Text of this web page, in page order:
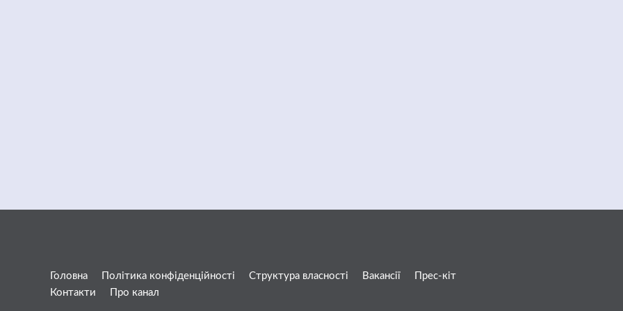
Головна Політика конфіденційності Структура власності Вакансії
Прес-кіт
Контакти
Про канал